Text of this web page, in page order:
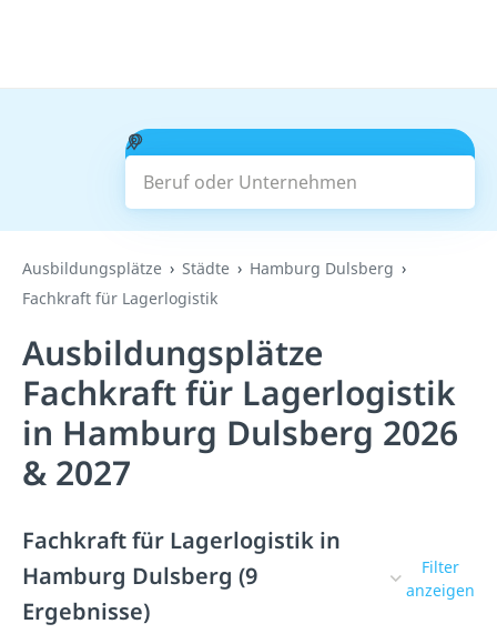
Beruf oder Unternehmen
Suchen
Ausbildungsplätze Städte
Hamburg Dulsberg
Fachkraft für Lagerlogistik
Ausbildungsplätze
Fachkraft für Lagerlogistik
in Hamburg Dulsberg 2026
& 2027
Fachkraft für Lagerlogistik in
Hamburg Dulsberg (9
Ergebnisse)
Filter
anzeigen